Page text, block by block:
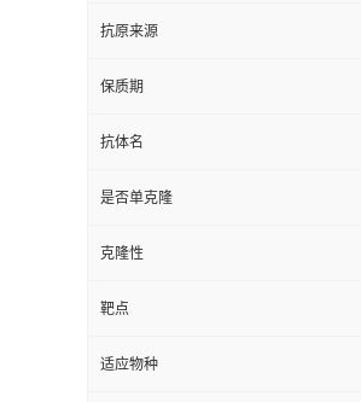
抗原来源
保质期
抗体名
是否单克隆
克隆性
靶点
适应物种